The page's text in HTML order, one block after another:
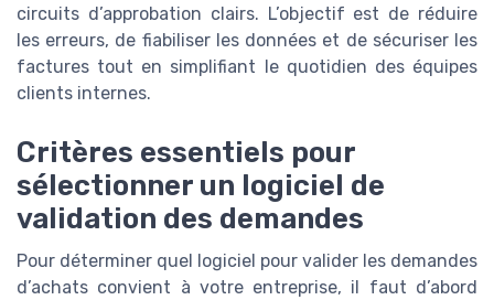
circuits d’approbation clairs. L’objectif est de réduire
les erreurs, de fiabiliser les données et de sécuriser les
factures tout en simplifiant le quotidien des équipes
clients internes.
Critères essentiels pour
sélectionner un logiciel de
validation des demandes
Pour déterminer quel logiciel pour valider les demandes
d’achats convient à votre entreprise, il faut d’abord